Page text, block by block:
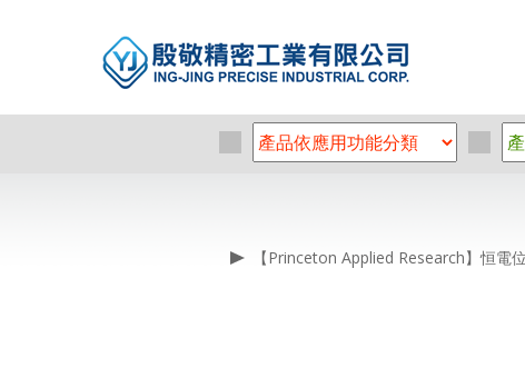
【Princeton Applied Research】恒電